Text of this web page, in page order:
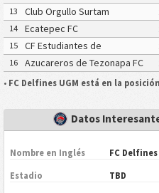
13
Club Orgullo Surtam
14
Ecatepec FC
15
CF Estudiantes de
Atlacomulco
16
Azucareros de Tezonapa FC
• FC Delfines UGM está en la
Datos
Nombre en Inglés FC Delfines
Estadio TBD